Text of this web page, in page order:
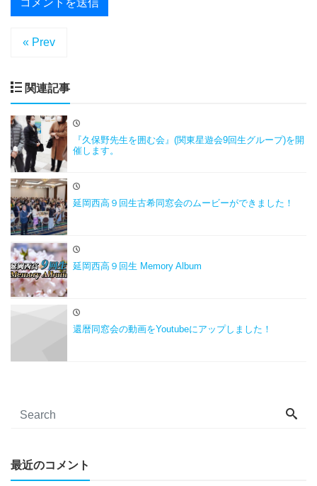
« Prev
関連記事
『久保野先生を囲む会』(関東星遊会9回生グループ)を開
催します。
延岡西高９回生古希同窓会のムービーができました！
延岡西高９回生 Memory Album
還暦同窓会の動画をYoutubeにアップしました！
最近のコメント